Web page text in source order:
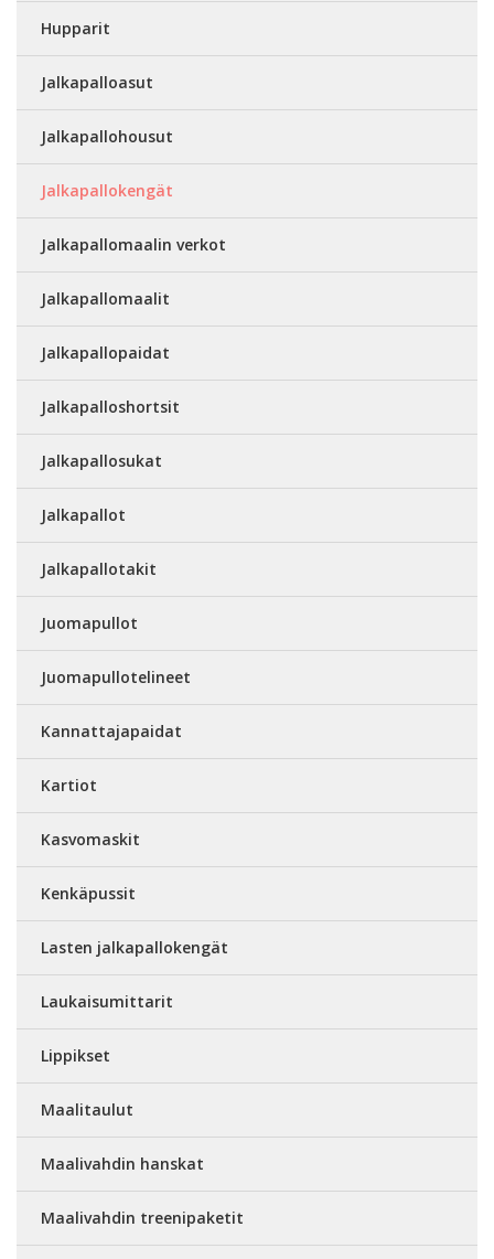
Hupparit
Jalkapalloasut
Jalkapallohousut
Jalkapallokengät
Jalkapallomaalin verkot
Jalkapallomaalit
Jalkapallopaidat
Jalkapalloshortsit
Jalkapallosukat
Jalkapallot
Jalkapallotakit
Juomapullot
Juomapullotelineet
Kannattajapaidat
Kartiot
Kasvomaskit
Kenkäpussit
Lasten jalkapallokengät
Laukaisumittarit
Lippikset
Maalitaulut
Maalivahdin hanskat
Maalivahdin treenipaketit